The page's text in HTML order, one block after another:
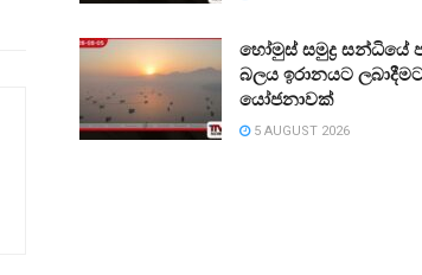
හෝමුස් සමුද්‍ර සන්ධියේ
බලය ඉරානයට
යෝජනාවක්
5 AUGUST 2026